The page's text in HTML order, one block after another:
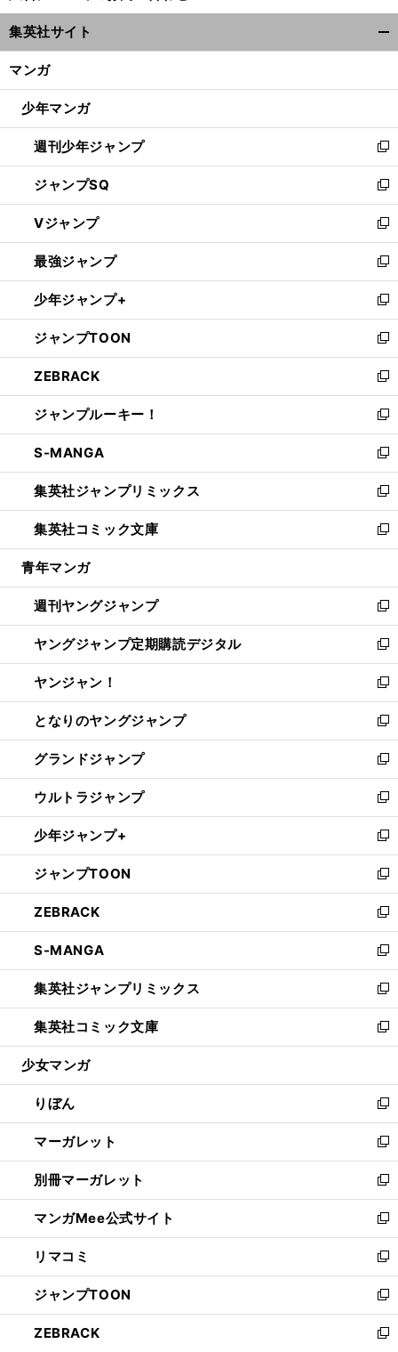
ウ
ィ
ン
ウ
開
く
集英社サイト
マンガ
少年マンガ
週刊少年ジャンプ
新
し
い
ウ
ィ
ン
ド
ウ
で
開
く
ジャンプSQ
新
し
い
ウ
ィ
ン
ド
ウ
で
開
く
Vジャンプ
新
し
い
ウ
ィ
ン
ド
ウ
で
開
く
最強ジャンプ
新
し
い
ウ
ィ
ン
ド
ウ
で
開
く
少年ジャンプ+
新
し
い
ウ
ィ
ン
ド
ウ
で
開
く
ジャンプTOON
新
し
い
ウ
ィ
ン
ド
ウ
で
開
く
ZEBRACK
新
し
い
ウ
ィ
ン
ド
ウ
で
開
ジャンプルーキー！
新
し
い
ウ
ィ
ン
ド
ウ
開
く
S-MANGA
新
し
い
ウ
ィ
ン
ウ
で
開
く
集英社ジャンプリミックス
新
し
い
ウ
ン
ド
ウ
で
開
く
集英社コミック文庫
新
し
ウ
ィ
ン
ド
ウ
で
開
く
青年マンガ
週刊ヤングジャンプ
新
し
い
ウ
ィ
ン
ド
ウ
で
開
く
ヤングジャンプ定期購読デジタル
新
し
い
ウ
ィ
ン
ド
ウ
で
開
く
ヤンジャン！
新
し
い
ウ
ィ
ン
ド
ウ
で
開
く
となりのヤングジャンプ
新
し
い
ウ
ィ
ン
ド
ウ
で
開
く
グランドジャンプ
新
し
い
ウ
ィ
ン
ド
ウ
で
開
く
ウルトラジャンプ
新
し
い
ウ
ィ
ン
ド
ウ
で
開
く
少年ジャンプ+
新
し
い
ウ
ィ
ン
ド
ウ
で
開
く
ジャンプTOON
新
し
い
ウ
ィ
ン
ド
ウ
で
開
ZEBRACK
新
し
い
ウ
ィ
ン
ド
ウ
開
く
S-MANGA
新
し
い
ウ
ィ
ン
ウ
で
開
く
集英社ジャンプリミックス
新
し
い
ウ
ン
ド
ウ
で
開
く
集英社コミック文庫
新
し
ウ
ィ
ン
ド
ウ
で
開
く
少女マンガ
りぼん
新
し
い
ウ
ィ
ン
ド
ウ
で
開
く
マーガレット
新
し
い
ウ
ィ
ン
ド
ウ
で
開
く
別冊マーガレット
新
し
い
ウ
ィ
ン
ド
ウ
で
マンガMee公式サイト
新
し
い
ウ
ィ
ン
ド
リマコミ
新
し
い
ウ
ィ
ジャンプTOON
新
し
い
ZEBRACK
新